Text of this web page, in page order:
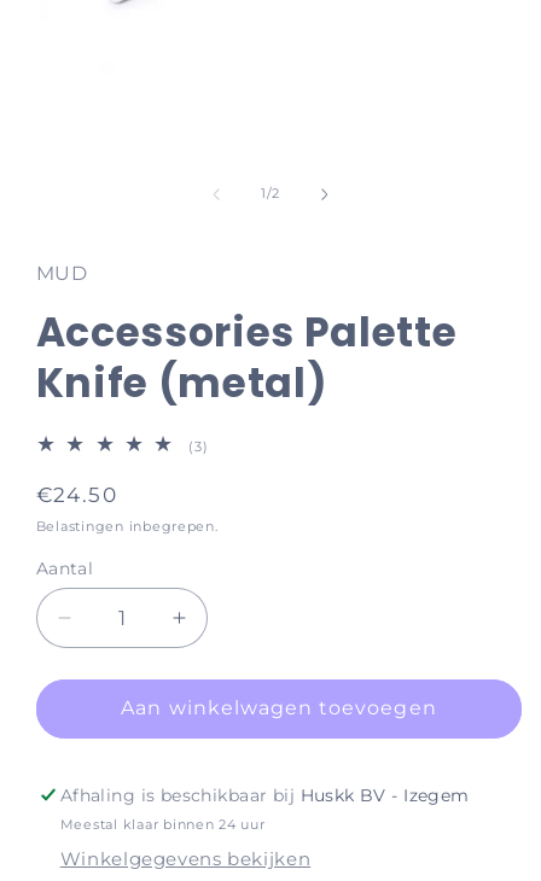
1 /van
2
MUD
Accessories Palette
Knife (metal)
(3)
Normale
prijs
€24.50
Belastingen inbegrepen.
Aantal
Aantal
verlagen
voor
Accessories
Palette
(metal)
Aantal
verhogen
voor
Accessories
Palette
(metal)
Aan winkelwagen toevoegen
Afhaling is beschikbaar bij Huskk BV - Izegem
Meestal klaar binnen 24 uur
Winkelgegevens bekijken